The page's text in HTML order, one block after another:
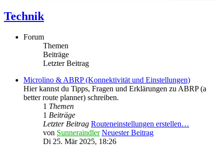
Technik
Forum
Themen
Beiträge
Letzter Beitrag
Microlino & ABRP (Konnektivität und Einstellungen)
Hier kannst du Tipps, Fragen und Erklärungen zu ABRP (a
better route planner) schreiben.
1 Themen
1 Beiträge
Letzter Beitrag Routeneinstellungen erstellen…
von Sunneraindler Neuester Beitrag
Di 25. Mär 2025, 18:26